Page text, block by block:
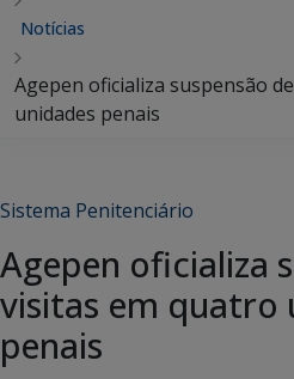
Notícias
Agepen oficializa suspensão
unidades penais
Sistema Penitenciário
Agepen oficializa
visitas em quatro
penais